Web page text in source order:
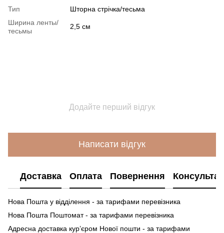
Тип
Шторна стрічка/тесьма
Ширина ленты/
тесьмы
2,5 см
Додайте перший відгук
Написати відгук
Доставка Оплата Повернення
Нова Пошта у відділення - за тарифами перевізника
Нова Пошта Поштомат - за тарифами перевізника
Адресна доставка кур’єром Нової пошти - за тарифами